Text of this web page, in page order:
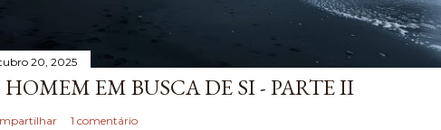
20, 2025
HOMEM EM BUSCA DE SI - PARTE II
1 comentário